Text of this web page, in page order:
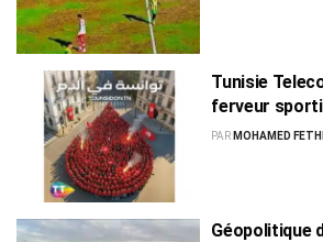
Tunisie
ferveur
promouvoir
PAR MOHAMED FETHI
Géopolitique